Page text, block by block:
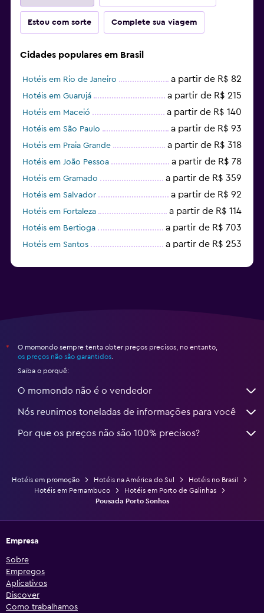
Estou com sorte Complete sua viagem
Cidades populares em Brasil
Hotéis em Rio de Janeiro a partir de R$ 82
Hotéis em Guarujá a partir de R$ 215
Hotéis em Maceió a partir de R$ 140
Hotéis em São Paulo a partir de R$ 93
Hotéis em Praia Grande a partir de R$ 318
Hotéis em João Pessoa a partir de R$ 78
Hotéis em Gramado a partir de R$ 359
Hotéis em Salvador a partir de R$ 92
Hotéis em Fortaleza a partir de R$ 114
Hotéis em Bertioga a partir de R$ 703
Hotéis em Santos a partir de R$ 253
*
O momondo sempre tenta obter preços precisos, no entanto,
os preços não são garantidos
Saiba o porquê:
O momondo não é o vendedor
Nós reunimos toneladas de informações para você
Por que os preços não são 100% precisos?
Hotéis em promoção Hotéis na América do Sul
Hotéis no Brasil
Hotéis em Pernambuco
Hotéis em Porto de Galinhas
Pousada Porto Sonhos
Empresa
Sobre
Empregos
Aplicativos
Discover
Como trabalhamos